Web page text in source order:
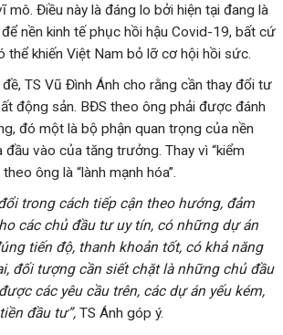
mô. Điều này là đáng lo bởi hiện tại đang là
nền kinh tế phục hồi hậu Covid-19, bất cứ
thể khiến Việt Nam bỏ lỡ cơ hội hồi sức.
đề, TS Vũ Đình Ánh cho rằng cần thay đổi tư
động sản. BĐS theo ông phải được đánh
đó một là bộ phận quan trọng của nền
đầu vào của tăng trưởng. Thay vì “kiểm
ông là “lành mạnh hóa”.
trong cách tiếp cận theo hướng, đảm
các chủ đầu tư uy tín, có những dự án
tiến độ, thanh khoản tốt, có khả năng
đối tượng cần siết chặt là những chủ đầu
các yêu cầu trên, các dự án yếu kém,
đầu tư”, TS Ánh góp ý.